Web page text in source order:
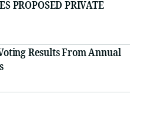
PROPOSED PRIVATE
Results From Annual